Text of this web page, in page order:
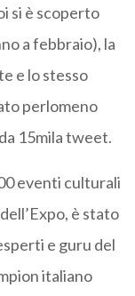
si è scoperto
a febbraio), la
e lo stesso
perlomeno
15mila tweet.
eventi culturali
è stato
e guru del
italiano